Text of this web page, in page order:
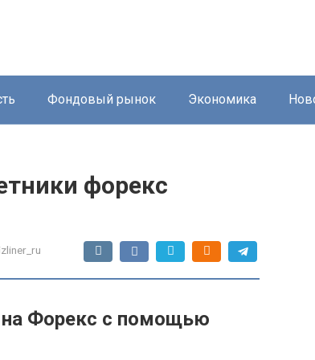
Фондовый рынок Экономика
форекс
Форекс с помощью